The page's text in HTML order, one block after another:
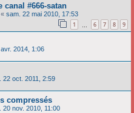
h
r
canal #666-satan
« sam. 22 mai 2010, 17:53
1 6 7 8 9
2014, 1:06
22 oct. 2011, 2:59
compressés
20 nov. 2010, 11:00